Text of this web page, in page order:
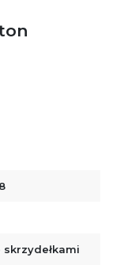
skrzydełkami